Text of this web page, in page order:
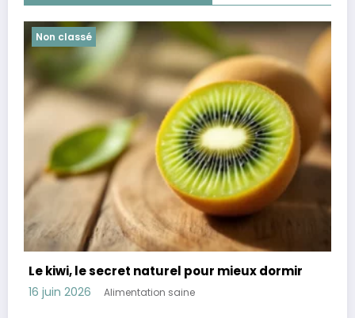
dormir
Non classé
Révélation : 45 % des Français
troubles digestifs comment les